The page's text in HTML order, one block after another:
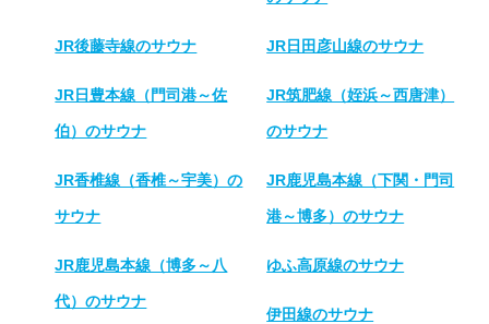
JR後藤寺線のサウナ JR日田彦山線のサウナ
JR日豊本線（門司港～佐
伯）のサウナ
JR筑肥線（姪浜～西唐津）
のサウナ
JR香椎線（香椎～宇美）の
サウナ
JR鹿児島本線（下関・門司
港～博多）のサウナ
JR鹿児島本線（博多～八
代）のサウナ
ゆふ高原線のサウナ
伊田線のサウナ